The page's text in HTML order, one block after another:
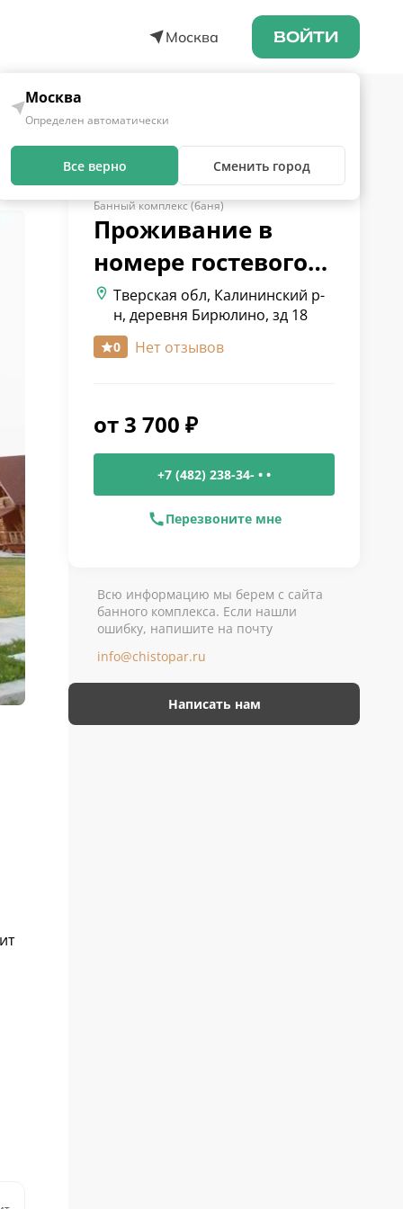
Москва ВОЙТИ
Москва
Определен автоматически
Все верно Сменить город
Банный комплекс (баня)
Проживание в
номере гостевого…
Тверская обл, Калининский р-
н, деревня Бирюлино, зд 18
0 Нет отзывов
от 3 700 ₽
+7 (482) 238-34- • •
Перезвоните мне
Всю информацию мы берем с сайта
банного комплекса. Если нашли
ошибку, напишите на почту
info@chistopar.ru
Написать нам